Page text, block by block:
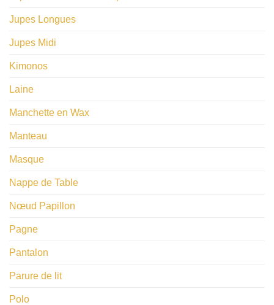
Jupes Longues
Jupes Midi
Kimonos
Laine
Manchette en Wax
Manteau
Masque
Nappe de Table
​Nœud Papillon
Pagne
Pantalon
Parure de lit
Polo